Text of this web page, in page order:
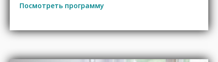
Посмотреть программу